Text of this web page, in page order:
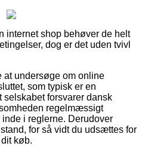
internet shop behøver de helt
dog er det uden tvivl
at undersøge om online
som typisk er en
forsvarer dansk
regelmæssigt
i reglerne. Derudover
for så vidt du udsættes for
køb.